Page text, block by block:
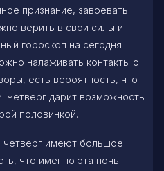
признание, завоевать
верить в свои силы и
гороскоп на сегодня
налаживать контакты с
есть вероятность, что
Четверг дарит возможность
половинкой.
имеют большое
что именно эта ночь